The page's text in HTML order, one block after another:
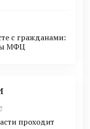
с гражданами:
МФЦ
проходит